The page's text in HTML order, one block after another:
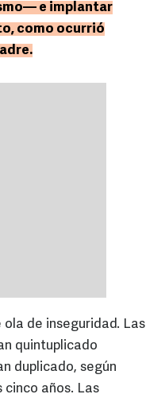
e implantar
como ocurrió
de inseguridad. Las
quintuplicado
duplicado, según
años. Las